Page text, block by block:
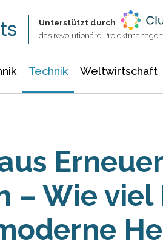
Unterstützt durch
das revolutionäre
Technik Weltwirtschaft
– Wie viel